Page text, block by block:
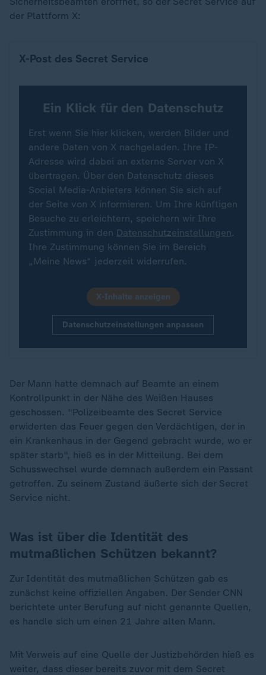
der Plattform X:
X-Post des Secret Service
Ein Klick für den Datenschutz
Erst wenn Sie hier klicken, werden Bilder und
andere Daten von X nachgeladen. Ihre IP-
Adresse wird dabei an externe Server von X
übertragen. Über den Datenschutz dieses
Social Media-Anbieters können Sie sich auf
der Seite von X informieren. Um Ihre künftigen
Besuche zu erleichtern, speichern wir Ihre
Zustimmung in den Datenschutzeinstellungen.
Ihre Zustimmung können Sie im Bereich
„Meine News“ jederzeit widerrufen.
X-Inhalte anzeigen
Datenschutzeinstellungen anpassen
Der Mann hatte demnach auf Beamte an einem
Kontrollpunkt in der Nähe des Weißen Hauses
geschossen. "Polizeibeamte des Secret Service
erwiderten das Feuer gegen den Verdächtigen, der in
ein Krankenhaus in der Gegend gebracht wurde, wo er
später starb", hieß es in der Mitteilung. Bei dem
Schusswechsel wurde demnach außerdem ein Passant
getroffen. Zu seinem Zustand äußerte sich der Secret
Service nicht.
Was ist über die Identität des
mutmaßlichen Schützen bekannt?
Zur Identität des mutmaßlichen Schützen gab es
zunächst keine offiziellen Angaben. Der Sender CNN
berichtete unter Berufung auf nicht genannte Quellen,
es handle sich um einen 21 Jahre alten Mann.
Mit Verweis auf eine Quelle der Justizbehörden hieß es
weiter, dass dieser bereits zuvor mit dem Secret